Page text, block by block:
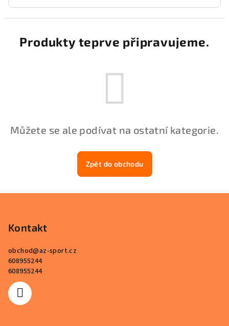
Produkty teprve připravujeme.
Můžete se ale podívat na ostatní kategorie.
Zpět do obchodu
Kontakt
obchod@az-sport.cz
608955244
608955244